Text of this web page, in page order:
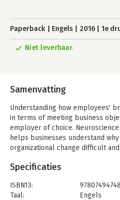
Paperback Engels 2016 1e
Niet leverbaar.
Samenvatting
Understanding how employees'
in terms of meeting business
employer of choice.
helps businesses understand
organizational change difficult
examples of how to apply these
mental and emotional well-being
Specificaties
ISBN13:
Taal:
Engels